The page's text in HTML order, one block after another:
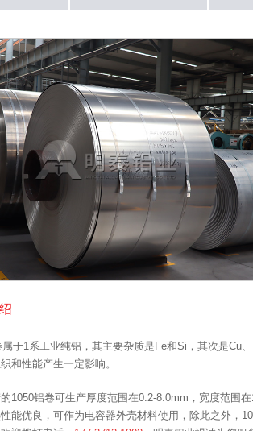
属于1系工业纯铝，其主要杂质是Fe和Si，其次是Cu
和性能产生一定影响。
1050铝卷可生产厚度范围在0.2-8.0mm，宽度范围
能优良，可作为电容器外壳材料使用，除此之外，